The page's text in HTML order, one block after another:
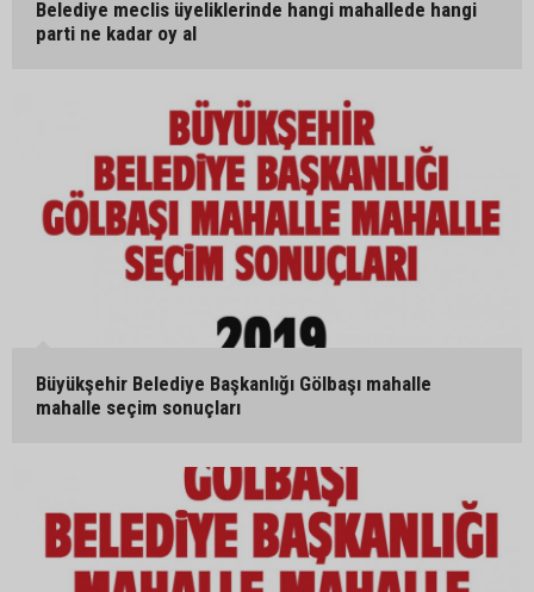
Belediye meclis üyeliklerinde hangi mahallede hangi
parti ne kadar oy al
Büyükşehir Belediye Başkanlığı Gölbaşı mahalle
mahalle seçim sonuçları